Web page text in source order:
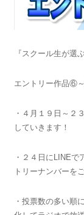
『スクール生が選
エントリー作品⑥
・４月１９日～２
していきます！
・２４日にLINEで
トリーナンバーを
・投票数の多い順